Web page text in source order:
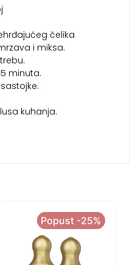
čelika
i miksa.
minuta.
kuhanja.
Popust -25%
Popust -25%